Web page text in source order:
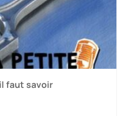
faut savoir